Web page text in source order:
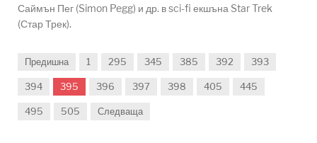
Саймън Пег (Simon Pegg) и др. в sci-fi екшъна Star Trek
(Стар Трек).
Предишна 1 295 345 385 392 393
394 395 396 397 398 405 445
495 505 Следваща